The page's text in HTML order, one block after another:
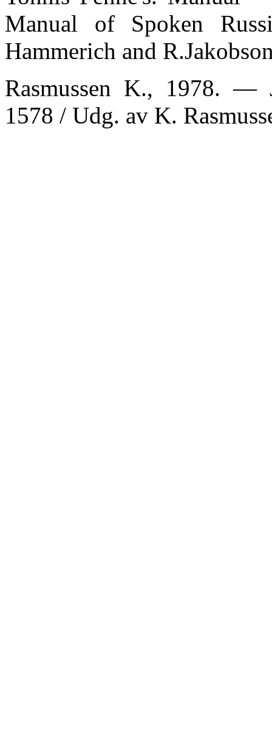
Manual of Spoken
Hammerich and
Rasmussen K., 1978. —
1578 / Udg. av K.